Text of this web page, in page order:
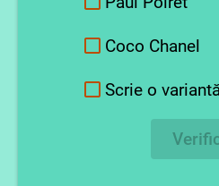
Coco Chanel
Scrie o